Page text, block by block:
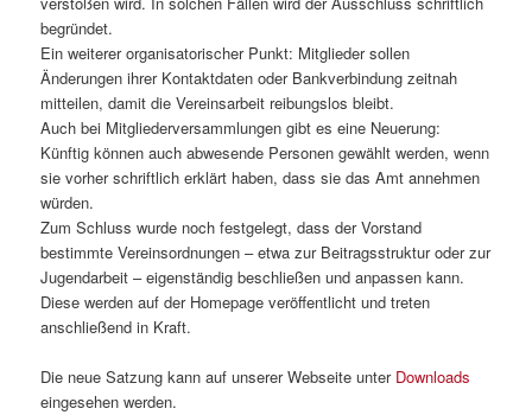
begründet.
Ein weiterer organisatorischer Punkt: Mitglieder sollen
Änderungen ihrer Kontaktdaten oder Bankverbindung zeitnah
mitteilen, damit die Vereinsarbeit reibungslos bleibt.
Auch bei Mitgliederversammlungen gibt es eine Neuerung:
Künftig können auch abwesende Personen gewählt werden, wenn
sie vorher schriftlich erklärt haben, dass sie das Amt annehmen
würden.
Zum Schluss wurde noch festgelegt, dass der Vorstand
bestimmte Vereinsordnungen – etwa zur Beitragsstruktur oder zur
Jugendarbeit – eigenständig beschließen und anpassen kann.
Diese werden auf der Homepage veröffentlicht und treten
anschließend in Kraft.
Die neue Satzung kann auf unserer Webseite unter Downloads
eingesehen werden.